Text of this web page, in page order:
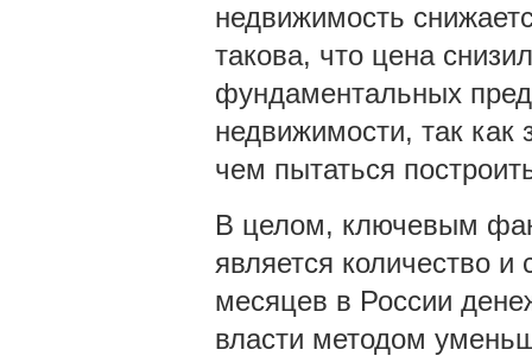
недвижимость
такова, что цена
фундаментальных
недвижимости, так как
чем пытаться
В целом, ключевым
является количество
месяцев в России
власти методом